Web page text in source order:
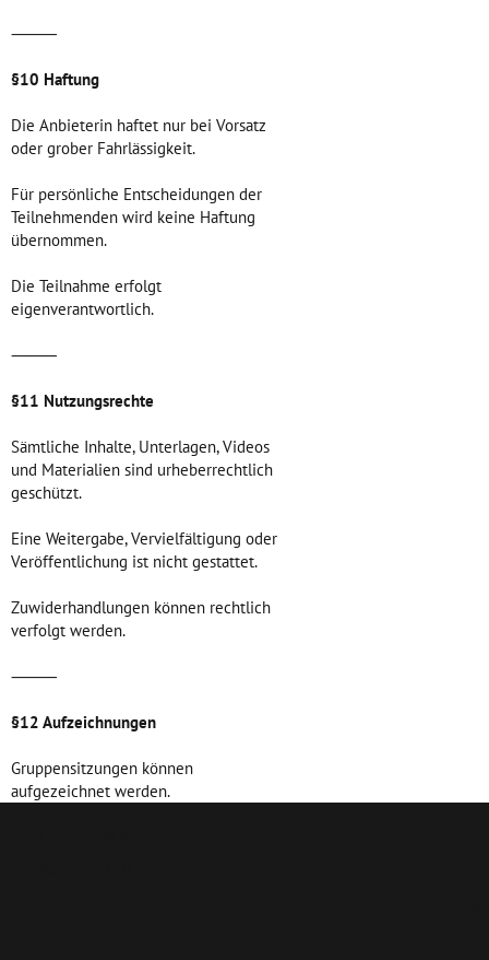
⸻
§10 Haftung
Die Anbieterin haftet nur bei Vorsatz
oder grober Fahrlässigkeit.
Für persönliche Entscheidungen der
Teilnehmenden wird keine Haftung
übernommen.
Die Teilnahme erfolgt
eigenverantwortlich.
⸻
§11 Nutzungsrechte
Sämtliche Inhalte, Unterlagen, Videos
und Materialien sind urheberrechtlich
geschützt.
Eine Weitergabe, Vervielfältigung oder
Veröffentlichung ist nicht gestattet.
Zuwiderhandlungen können rechtlich
verfolgt werden.
⸻
§12 Aufzeichnungen
Gruppensitzungen können
aufgezeichnet werden.